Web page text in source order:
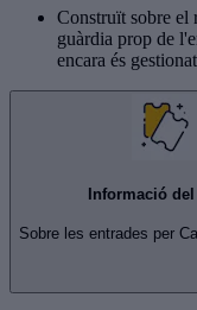
Construït sobre el
guàrdia prop de
encara és
Informació
Sobre les entrades per